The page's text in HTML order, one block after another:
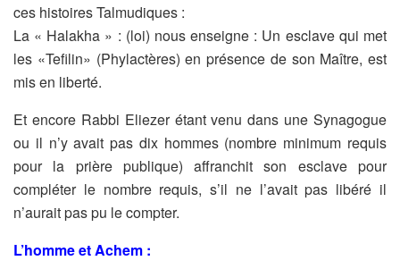
ces histoires Talmudiques :
La « Halakha » : (loi) nous enseigne : Un esclave qui met
les «Tefilin» (Phylactères) en présence de son Maître, est
mis en liberté.
Et encore Rabbi Eliezer étant venu dans une Synagogue
ou il n’yavait pas dix hommes (nombre minimum requis
pour la prière publique) affranchit son esclave pour
compléter le nombre requis, s’il ne l’avait pas libéré il
n’aurait pas pu le compter.
L’homme et Achem :